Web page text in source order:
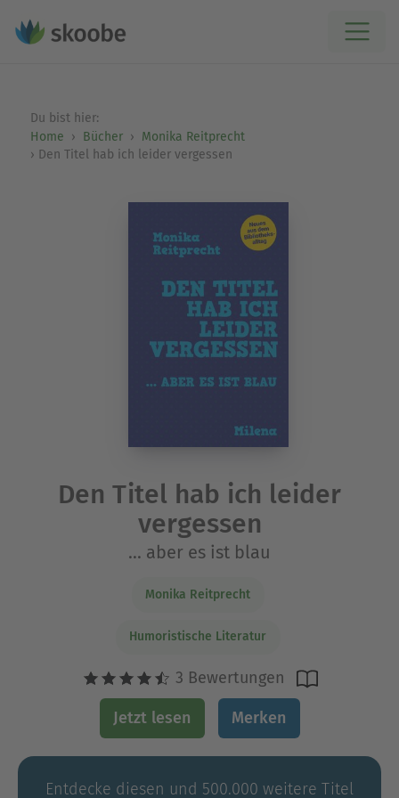
Du bist hier:
Home
Bücher
Monika Reitprecht
Den Titel hab ich leider vergessen
Den Titel hab ich leider
vergessen
... aber es ist blau
Monika Reitprecht
Humoristische Literatur
3 Bewertungen
Jetzt lesen Merken
Entdecke diesen und 500.000 weitere Titel